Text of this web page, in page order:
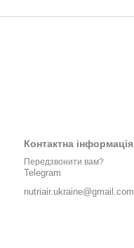
Контактна інформація
Передзвонити вам?
Telegram
nutriair.ukraine@gmail.com